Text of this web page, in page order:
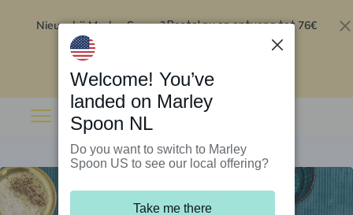
Nieuw bij Marley Spoon?Bestel nu en ontvang tot 76€
Welcome! You’ve
landed on Marley
Spoon NL
Do you want to switch to Marley
Spoon US to see our local offering?
Take me there